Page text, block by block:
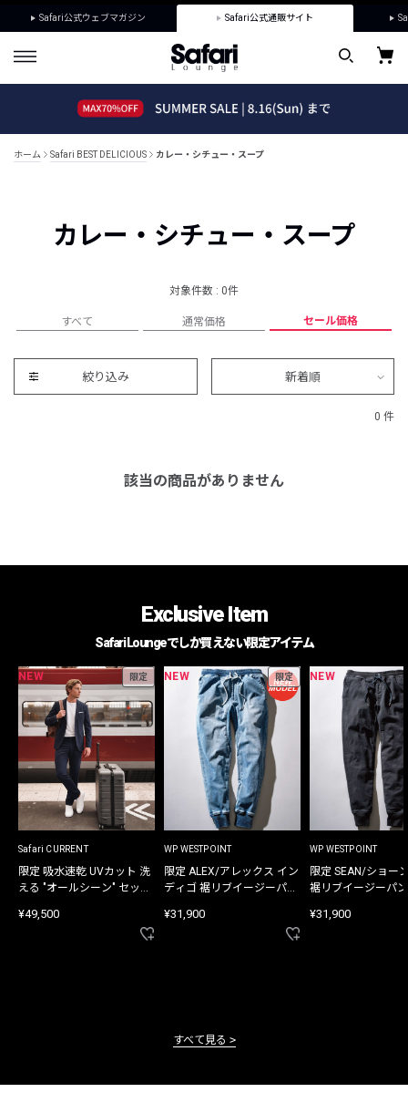
Safari公式ウェブマガジン Safari公式通販サイト
ホーム Safari BEST DELICIOUS カレー・シチュー・スープ
カレー・シチュー・スープ
対象件数 : 0件
すべて 通常価格 セール価格
絞り込み 新着順
0 件
該当の商品がありません
Exclusive Item
Safari Loungeでしか買えない限定アイテム
NEW 限定
Safari CURRENT
限定 吸水速乾 UVカット 洗
える "オールシーン" セット
¥49,500
NEW 限定
WP WESTPOINT
限定 ALEX/アレックス イン
ディゴ 裾リブイージーパン
¥31,900
NEW
WP WESTPOINT
限定 SEAN/ショー
裾リブイージーパ
¥31,900
すべて見る